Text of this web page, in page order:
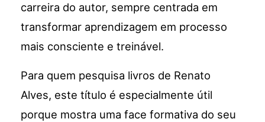
carreira do autor, sempre centrada em
transformar aprendizagem em processo
mais consciente e treinável.
Para quem pesquisa livros de Renato
Alves, este título é especialmente útil
porque mostra uma face formativa do seu